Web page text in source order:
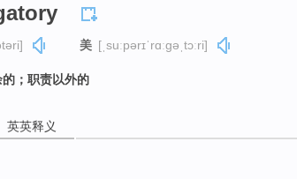
美 [ˌsuːpərɪˈrɑːɡəˌtɔːri]
；职责以外的
英英释义